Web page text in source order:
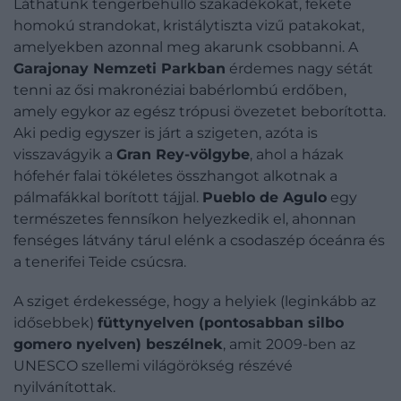
Láthatunk tengerbehulló szakadékokat, fekete
homokú strandokat, kristálytiszta vizű patakokat,
amelyekben azonnal meg akarunk csobbanni. A
Garajonay Nemzeti Parkban érdemes nagy sétát
tenni az ősi makronéziai babérlombú erdőben,
amely egykor az egész trópusi övezetet beborította.
Aki pedig egyszer is járt a szigeten, azóta is
visszavágyik a Gran Rey-völgybe, ahol a házak
hófehér falai tökéletes összhangot alkotnak a
pálmafákkal borított tájjal. Pueblo de Agulo egy
természetes fennsíkon helyezkedik el, ahonnan
fenséges látvány tárul elénk a csodaszép óceánra és
a tenerifei Teide csúcsra.
A sziget érdekessége, hogy a helyiek (leginkább az
idősebbek) füttynyelven (pontosabban silbo
gomero nyelven) beszélnek, amit 2009-ben az
UNESCO szellemi világörökség részévé
nyilvánítottak.